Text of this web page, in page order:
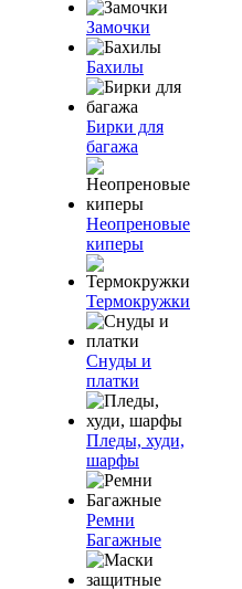
Замочки
Бахилы
Бирки для
багажа
Неопреновые
киперы
Термокружки
Снуды и
платки
Пледы, худи,
шарфы
Ремни
Багажные